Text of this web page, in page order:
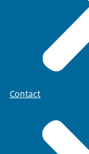
Contact